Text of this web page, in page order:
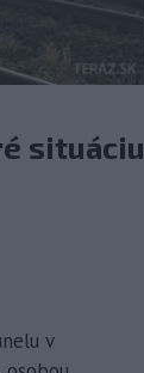
situáciu
v